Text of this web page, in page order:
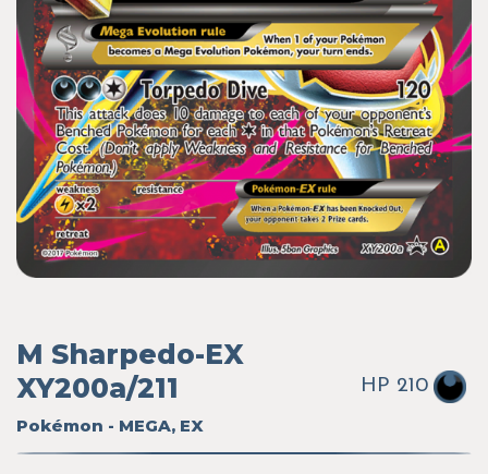
M Sharpedo-EX
XY200a/211
Pokémon - MEGA, EX
HP 210